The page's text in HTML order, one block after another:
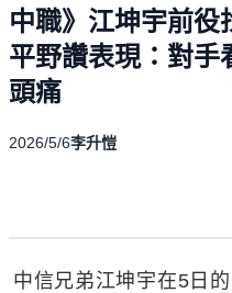
中職》江坤宇前役
平野讚表現：對手
頭痛
2026/5/6李升愷
中信兄弟江坤宇在5日